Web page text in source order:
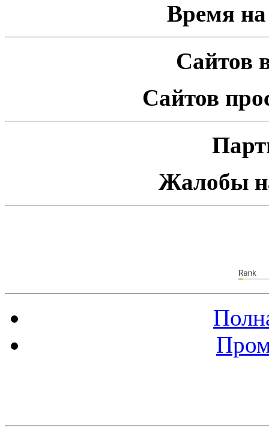
Время на
Сайтов
Сайтов
Жалобы